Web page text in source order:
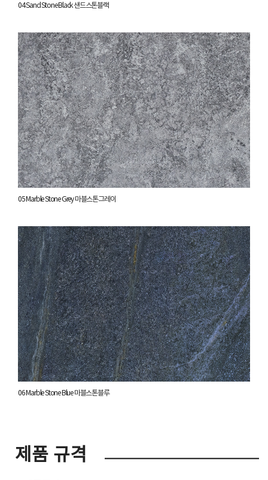
04 Sand Stone Black 샌드스톤블랙
05 Marble Stone Grey 마블스톤그레이
06 Marble Stone Blue 마블스톤블루
제품 규격